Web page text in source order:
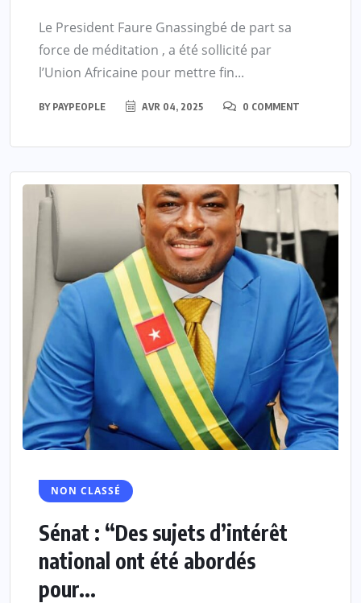
Le President Faure Gnassingbé de part sa
force de méditation , a été sollicité par
l’Union Africaine pour mettre fin...
BY PAYPEOPLE AVR 04, 2025 0 COMMENT
NON CLASSÉ
Sénat : “Des sujets d’intérêt
national ont été abordés
pour...